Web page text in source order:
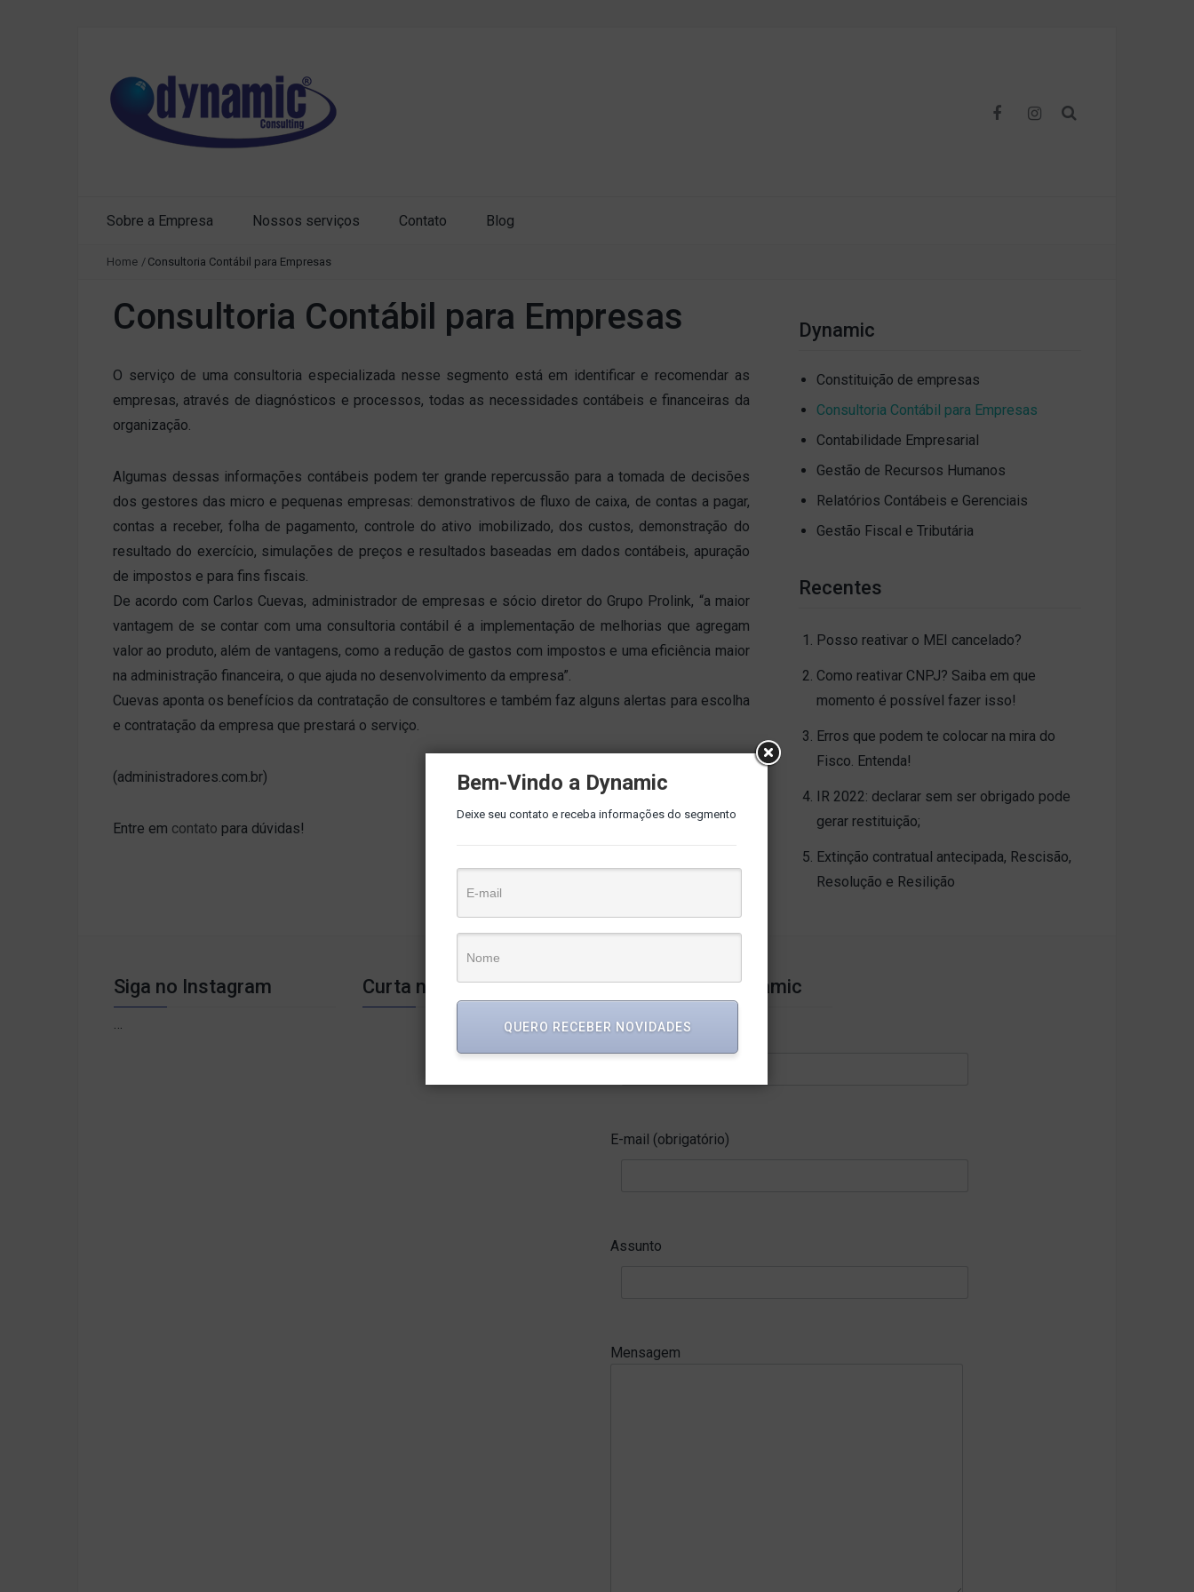
Sobre a Empresa Nossos serviços Contato Blog
Home / Consultoria Contábil para Empresas
Consultoria Contábil para Empresas
O serviço de uma consultoria especializada nesse segmento está em identificar e recomendar as
empresas, através de diagnósticos e processos, todas as necessidades contábeis e financeiras da
organização.
Algumas dessas informações contábeis podem ter grande repercussão para a tomada de decisões
dos gestores das micro e pequenas empresas: demonstrativos de fluxo de caixa, de contas a pagar,
contas a receber, folha de pagamento, controle do ativo imobilizado, dos custos, demonstração do
resultado do exercício, simulações de preços e resultados baseadas em dados contábeis, apuração
de impostos e para fins fiscais.
De acordo com Carlos Cuevas, administrador de empresas e sócio diretor do Grupo Prolink, “a maior
vantagem de se contar com uma consultoria contábil é a implementação de melhorias que agregam
valor ao produto, além de vantagens, como a redução de gastos com impostos e uma eficiência maior
na administração financeira, o que ajuda no desenvolvimento da empresa”.
Cuevas aponta os benefícios da contratação de consultores e também faz alguns alertas para escolha
e contratação da empresa que prestará o serviço.
(administradores.com.br)
Entre em contato para dúvidas!
Dynamic
Constituição de empresas
Consultoria Contábil para Empresas
Contabilidade Empresarial
Gestão de Recursos Humanos
Relatórios Contábeis e Gerenciais
Gestão Fiscal e Tributária
Recentes
Posso reativar o MEI cancelado?
Como reativar CNPJ? Saiba em que
momento é possível fazer isso!
Erros que podem te colocar na mira do
Fisco. Entenda!
IR 2022: declarar sem ser obrigado pode
gerar restituição;
Extinção contratual antecipada, Rescisão,
Resolução e Resilição
Siga no Instagram
…
Curta nossa página Conte com a Dynamic
Nome (obrigatório)
E-mail (obrigatório)
Assunto
Mensagem
Bem-Vindo a Dynamic
Deixe seu contato e receba informações do segmento
QUERO RECEBER NOVIDADES